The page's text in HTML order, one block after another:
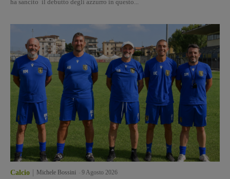
ha sancito il debutto degli azzurro in questo...
Calcio Michele Bossini 9 Agosto 2026